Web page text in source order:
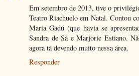
Em setembro de 2013, tive o
Teatro Riachuelo em Natal. Contou
Maria Gadú (que havia se
Sandra de Sá e Marjorie Estiano.
agora tá devendo muito nessa área.
Responder